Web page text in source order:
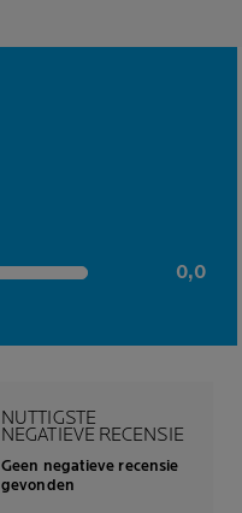
0,0
NUTTIGSTE
NEGATIEVE RECENSIE
Geen negatieve recensie
gevonden